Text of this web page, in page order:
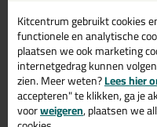
Stucwerk
De KIP 309 Tape Washi-Tec
gebruiken, maar de tape
maanden.
Kenmerken
Messcherpe
Kitcentrum gebruikt cookies
functionele en analytische
plaatsen we ook marketing
internetgedrag kunnen
zien. Meer weten?Lees hier
accepteren" te klikken, ga je
voorweigeren, plaatsen we